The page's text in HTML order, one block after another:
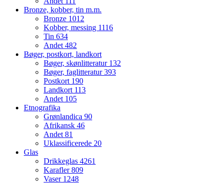
Bronze, kobber, tin m.m.
Bronze 1012
Kobber, messing 1116
Tin 634
Andet 482
Bøger, postkort, landkort
Bøger, skønlitteratur 132
Bøger, faglitteratur393
Postkort 190
Landkort 113
Andet 105
Etnografika
Grønlandica 90
Afrikansk 46
Andet 81
Uklassificerede 20
Glas
Drikkeglas 4261
Karafler809
Vaser 1248